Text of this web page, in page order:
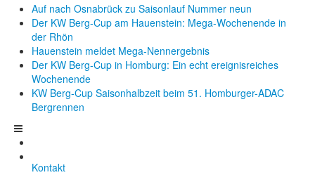
Auf nach Osnabrück zu Saisonlauf Nummer neun
Der KW Berg-Cup am Hauenstein: Mega-Wochenende in
der Rhön
Hauenstein meldet Mega-Nennergebnis
Der KW Berg-Cup in Homburg: Ein echt ereignisreiches
Wochenende
KW Berg-Cup Saisonhalbzeit beim 51. Homburger-ADAC
Bergrennen
Kontakt